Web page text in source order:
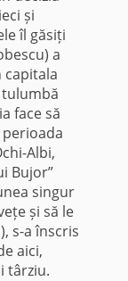
și
îl găsiți
a
capitala
face să
Albi,
Bujor”
singur
și să le
s-a înscris
aici,
târziu.